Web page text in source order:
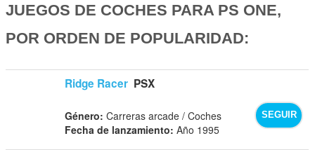
JUEGOS DE COCHES PARA PS ONE,
POR ORDEN DE POPULARIDAD:
Ridge Racer PSX
SEGUIR
Género: Carreras arcade / Coches
Fecha de lanzamiento: Año 1995